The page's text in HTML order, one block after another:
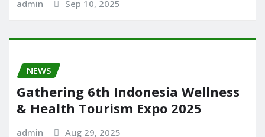
admin Sep 10, 2025
NEWS
Gathering 6th Indonesia Wellness
& Health Tourism Expo 2025
admin Aug 29, 2025